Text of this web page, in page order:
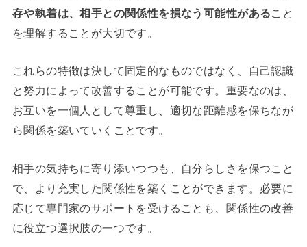
存や執着は、相手との関係性を損なう可能性があること
を理解することが大切です。
これらの特徴は決して固定的なものではなく、自己認識
と努力によって改善することが可能です。重要なのは、
お互いを一個人として尊重し、適切な距離感を保ちなが
ら関係を築いていくことです。
相手の気持ちに寄り添いつつも、自分らしさを保つこと
で、より充実した関係性を築くことができます。必要に
応じて専門家のサポートを受けることも、関係性の改善
に役立つ選択肢の一つです。